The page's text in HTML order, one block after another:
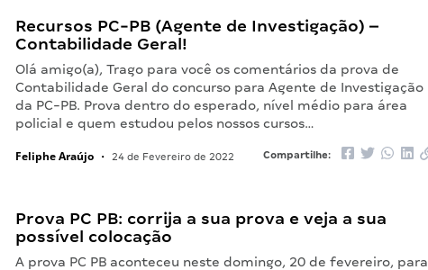
Recursos PC-PB (Agente de Investigação) –
Contabilidade Geral!
Olá amigo(a), Trago para você os comentários da prova de
Contabilidade Geral do concurso para Agente de Investigação
da PC-PB. Prova dentro do esperado, nível médio para área
policial e quem estudou pelos nossos cursos…
Feliphe Araújo • 24 de Fevereiro de 2022 Compartilhe:
Prova PC PB: corrija a sua prova e veja a sua
possível colocação
A prova PC PB aconteceu neste domingo, 20 de fevereiro, para